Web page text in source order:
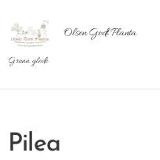
Olsen Godt Planta
Grønn glede
Pilea